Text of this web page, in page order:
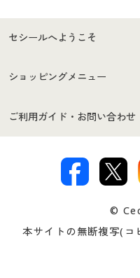
セシールへようこそ
はじめての方へ
セシールご利用規約
著作権・商標について
ショッピングメニュー
商品カテゴリ
プレゼント＆キャンペーン
ご利用ガイド・お問い合わせ
交換・返品は
ついて
©
本サイトの無断複写(コ